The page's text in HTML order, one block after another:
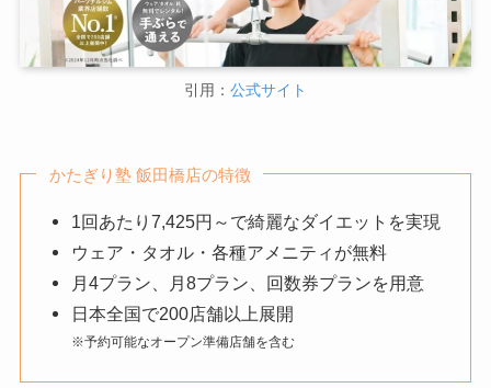
引用： 公式サイト
かたぎり塾 飯田橋店の特徴
1回あたり7,425円～で綺麗なダイエットを実現
ウェア・タオル・各種アメニティが無料
月4プラン、月8プラン、回数券プランを用意
日本全国で200店舗以上展開
※予約可能なオープン準備店舗を含む